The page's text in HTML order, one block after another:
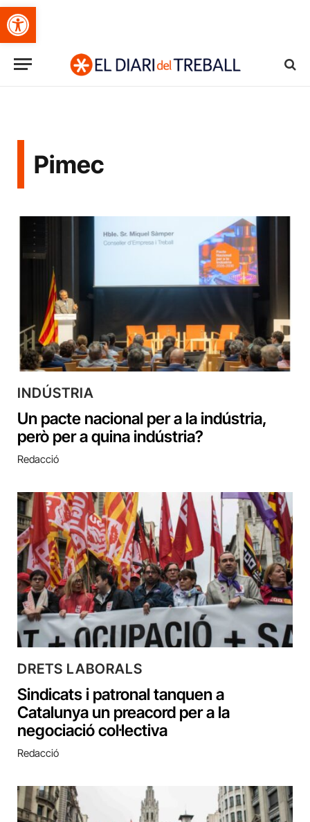
Obre la barra d'eines
Pimec
INDÚSTRIA
Un pacte nacional per a la indústria,
però per a quina indústria?
Redacció
DRETS LABORALS
Sindicats i patronal tanquen a
Catalunya un preacord per a la
negociació col·lectiva
Redacció